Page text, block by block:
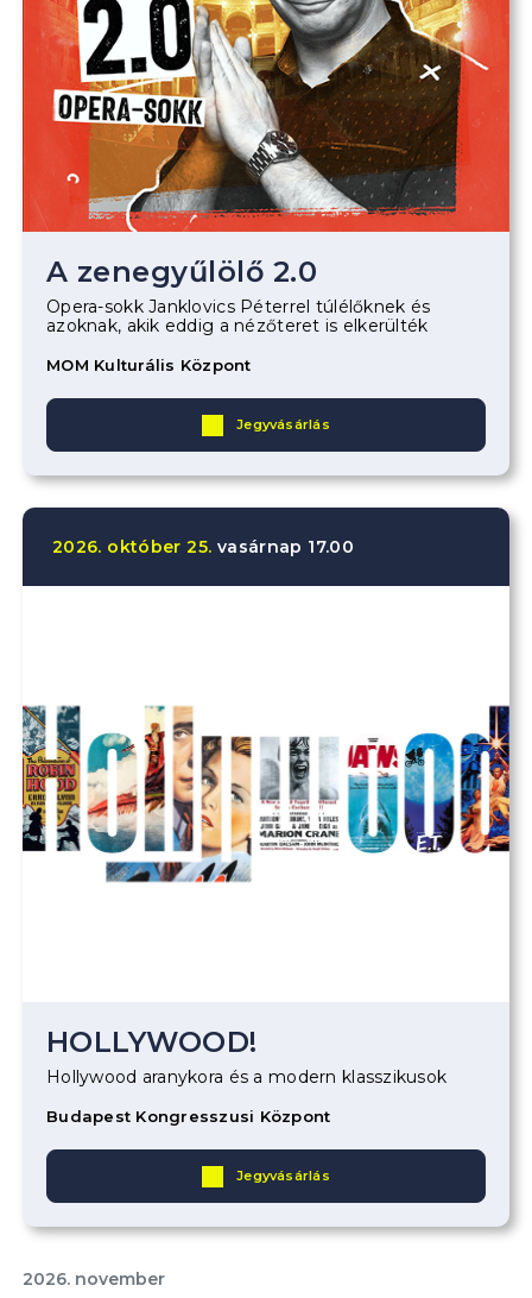
A zenegyűlölő 2.0
Opera-sokk Janklovics Péterrel túlélőknek és
azoknak, akik eddig a nézőteret is elkerülték
MOM Kulturális Központ
Jegyvásárlás
2026. október 25. vasárnap 17.00
HOLLYWOOD!
Hollywood aranykora és a modern klasszikusok
Budapest Kongresszusi Központ
Jegyvásárlás
2026. november